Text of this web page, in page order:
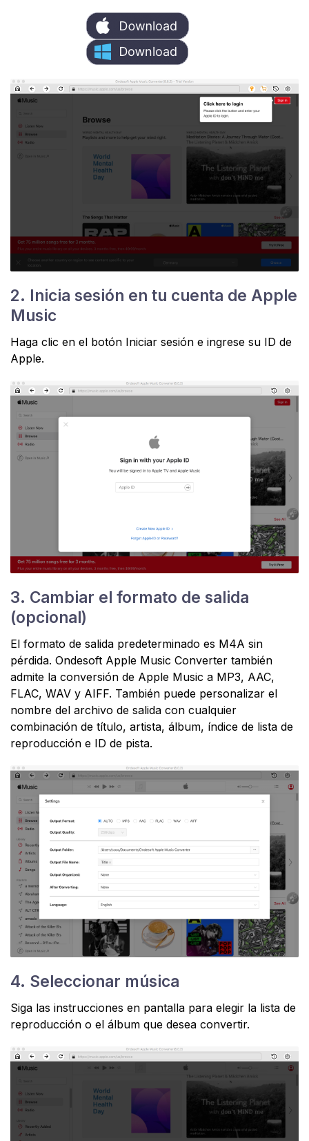
2. Inicia sesión en tu cuenta de Apple
Music
Haga clic en el botón Iniciar sesión e ingrese su ID de
Apple.
3. Cambiar el formato de salida
(opcional)
El formato de salida predeterminado es M4A sin
pérdida. Ondesoft Apple Music Converter también
admite la conversión de Apple Music a MP3, AAC,
FLAC, WAV y AIFF. También puede personalizar el
nombre del archivo de salida con cualquier
combinación de título, artista, álbum, índice de lista de
reproducción e ID de pista.
4. Seleccionar música
Siga las instrucciones en pantalla para elegir la lista de
reproducción o el álbum que desea convertir.